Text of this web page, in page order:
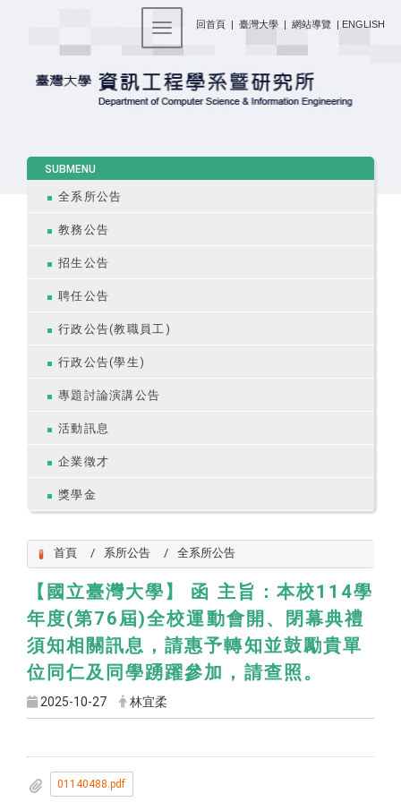
回首頁 | 臺灣大學 | 網站導覽 | ENGLISH
Toggle navigation
SUBMENU
全系所公告
教務公告
招生公告
聘任公告
行政公告(教職員工)
行政公告(學生)
專題討論演講公告
活動訊息
企業徵才
獎學金
首頁 系所公告 全系所公告
【國立臺灣大學】 函 主旨：本校114學
年度(第76屆)全校運動會開、閉幕典禮
須知相關訊息，請惠予轉知並鼓勵貴單
位同仁及同學踴躍參加，請查照。
2025-10-27 林宜柔
01140488.pdf